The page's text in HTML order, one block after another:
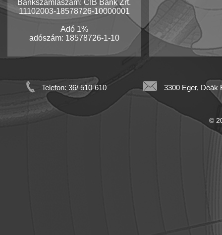
Bankszámlaszám: CIB Bank Zrt.
11102003-18578726-10000001
Adó 1%
adószám: 18578726-1-10
Telefon: 36/ 510-610 3300 Eger, Deák
©